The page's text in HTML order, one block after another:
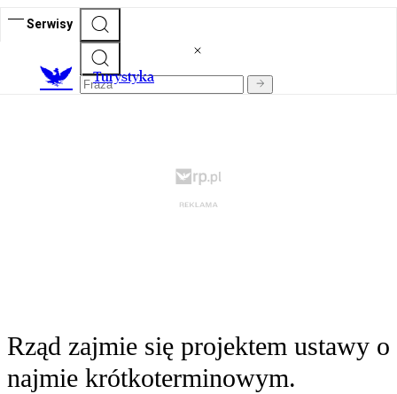
Serwisy
Turystyka
Rząd zajmie się projektem ustawy o
najmie krótkoterminowym.